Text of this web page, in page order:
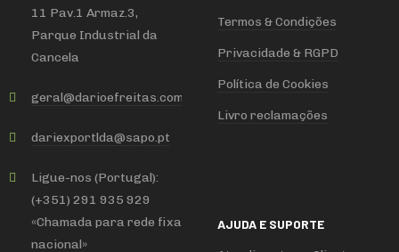
11 Pav.1 Armaz.3,
Parque Industrial da
Cancela
geral@darioefreitas.com
dariexportlda@sapo.pt
Ligue-nos (Portugal):
(+351) 291 935 929
«Chamada para rede fixa
nacional»
Termos & Condições
Privacidade & RGPD
Política de Cookies
Livro reclamações
AJUDA E SUPORTE